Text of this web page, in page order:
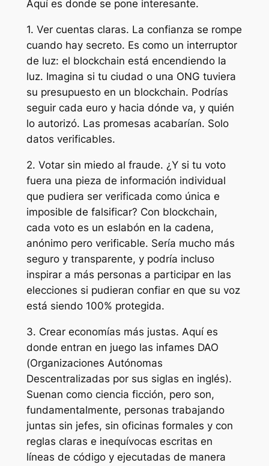
Aquí es donde se pone interesante.
1.⁠⁠ Ver cuentas claras. La confianza se rompe
cuando hay secreto. Es como un interruptor
de luz: el blockchain está encendiendo la
luz. Imagina si tu ciudad o una ONG tuviera
su presupuesto en un blockchain. Podrías
seguir cada euro y hacia dónde va, y quién
lo autorizó. Las promesas acabarían. Solo
datos verificables.
2.⁠ ⁠Votar sin miedo al fraude. ¿Y si tu voto
fuera una pieza de información individual
que pudiera ser verificada como única e
imposible de falsificar? Con blockchain,
cada voto es un eslabón en la cadena,
anónimo pero verificable. Sería mucho más
seguro y transparente, y podría incluso
inspirar a más personas a participar en las
elecciones si pudieran confiar en que su voz
está siendo 100% protegida.
3.⁠ ⁠Crear economías más justas. Aquí es
donde entran en juego las infames DAO
(Organizaciones Autónomas
Descentralizadas por sus siglas en inglés).
Suenan como ciencia ficción, pero son,
fundamentalmente, personas trabajando
juntas sin jefes, sin oficinas formales y con
reglas claras e inequívocas escritas en
líneas de código y ejecutadas de manera